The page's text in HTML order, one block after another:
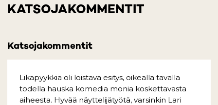
KATSOJAKOMMENTIT
Katsojakommentit
Likapyykkiä oli loistava esitys, oikealla tavalla
todella hauska komedia monia koskettavasta
aiheesta. Hyvää näyttelijätyötä, varsinkin Lari